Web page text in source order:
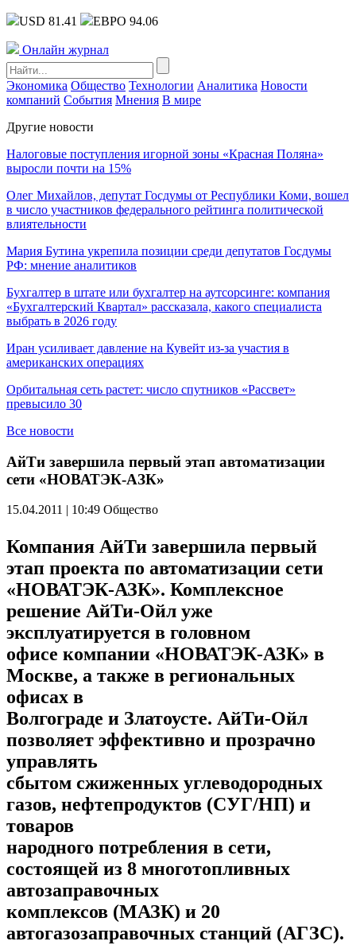
USD 81.41 ЕВРО 94.06
Онлайн журнал
Экономика Общество Технологии Аналитика Новости
компаний События Мнения В мире
Другие новости
Налоговые поступления игорной зоны «Красная Поляна»
выросли почти на 15%
Олег Михайлов, депутат Госдумы от Республики Коми, вошел
в число участников федерального рейтинга политической
влиятельности
Мария Бутина укрепила позиции среди депутатов Госдумы
РФ: мнение аналитиков
Бухгалтер в штате или бухгалтер на аутсорсинге: компания
«Бухгалтерский Квартал» рассказала, какого специалиста
выбрать в 2026 году
Иран усиливает давление на Кувейт из-за участия в
американских операциях
Орбитальная сеть растет: число спутников «Рассвет»
превысило 30
Все новости
АйТи завершила первый этап автоматизации
сети «НОВАТЭК-АЗК»
15.04.2011 | 10:49 Общество
Компания АйТи завершила первый
этап проекта по автоматизации сети
«НОВАТЭК-АЗК». Комплексное
решение АйТи-Ойл уже
эксплуатируется в головном
офисе компании «НОВАТЭК-АЗК» в
Москве, а также в региональных
офисах в
Волгограде и Златоусте. АйТи-Ойл
позволяет эффективно и прозрачно
управлять
сбытом сжиженных углеводородных
газов, нефтепродуктов (СУГ/НП) и
товаров
народного потребления в сети,
состоящей из 8 многотопливных
автозаправочных
комплексов (МАЗК) и 20
автогазозаправочных станций (АГЗС).